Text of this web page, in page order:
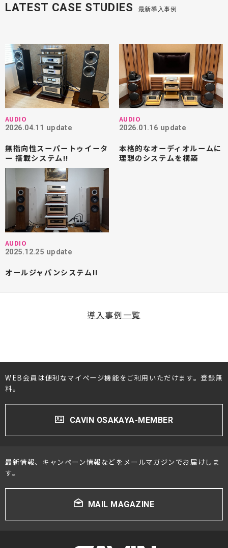
LATEST CASE STUDIES 最新導入事例
AUDIO
2026.04.11 update
無指向性スーパートゥイータ
ー 搭載システム!!
AUDIO
2026.01.16 update
本格的なオーディオルームに
理想のシステムを構築
AUDIO
2025.12.25 update
オールジャパンシステム!!
導入事例一覧
WEB会員は便利なマイページ機能をご利用いただけます。登録無
料。
CAVIN OSAKAYA-MEMBER
最新情報、キャンペーン情報などをメールマガジンでお届けしま
す。
MAIL MAGAZINE